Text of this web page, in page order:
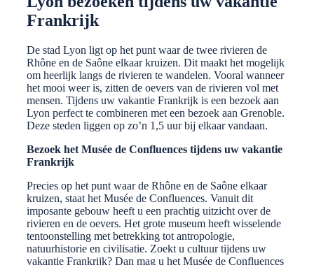
Frankrijk
De stad Lyon ligt op het punt waar de twee rivieren de
Rhône en de Saône elkaar kruizen. Dit maakt het mogelijk
om heerlijk langs de rivieren te wandelen. Vooral wanneer
het mooi weer is, zitten de oevers van de rivieren vol met
mensen. Tijdens uw vakantie Frankrijk is een bezoek aan
Lyon perfect te combineren met een bezoek aan Grenoble.
Deze steden liggen op zo’n 1,5 uur bij elkaar vandaan.
Bezoek het Musée de Confluences tijdens uw vakantie
Frankrijk
Precies op het punt waar de Rhône en de Saône elkaar
kruizen, staat het Musée de Confluences. Vanuit dit
imposante gebouw heeft u een prachtig uitzicht over de
rivieren en de oevers. Het grote museum heeft wisselende
tentoonstelling met betrekking tot antropologie,
natuurhistorie en civilisatie. Zoekt u cultuur tijdens uw
vakantie Frankrijk? Dan mag u het Musée de Confluences